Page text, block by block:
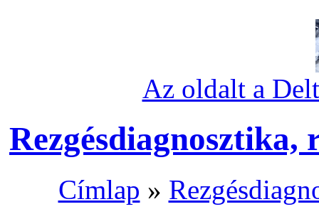
Az oldalt a
Rezgésdiagnosztika,
Címlap »